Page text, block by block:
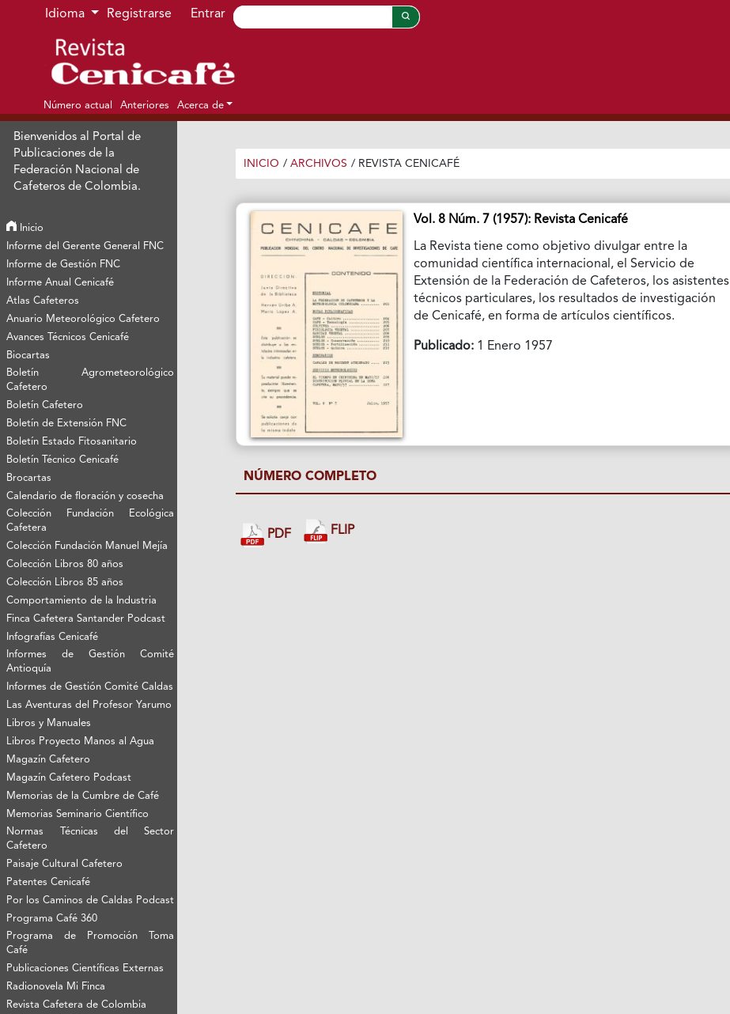
Ir al menú de navegación principal
Ir al contenido principal
Ir al pie de página del sitio
Idioma Registrarse Entrar
Número actual Anteriores Acerca de
Bienvenidos al Portal de
Publicaciones de la
Federación Nacional de
Cafeteros de Colombia.
Inicio
Informe del Gerente General FNC
Informe de Gestión FNC
Informe Anual Cenicafé
Atlas Cafeteros
Anuario Meteorológico Cafetero
Avances Técnicos Cenicafé
Biocartas
Boletín Agrometeorológico
Cafetero
Boletín Cafetero
Boletín de Extensión FNC
Boletín Estado Fitosanitario
Boletín Técnico Cenicafé
Brocartas
Calendario de floración y cosecha
Colección Fundación Ecológica
Cafetera
Colección Fundación Manuel Mejía
Colección Libros 80 años
Colección Libros 85 años
Comportamiento de la Industria
Finca Cafetera Santander Podcast
Infografías Cenicafé
Informes de Gestión Comité
Antioquía
Informes de Gestión Comité Caldas
Las Aventuras del Profesor Yarumo
Libros y Manuales
Libros Proyecto Manos al Agua
Magazín Cafetero
Magazín Cafetero Podcast
Memorias de la Cumbre de Café
Memorias Seminario Científico
Normas Técnicas del Sector
Cafetero
Paisaje Cultural Cafetero
Patentes Cenicafé
Por los Caminos de Caldas Podcast
Programa Café 360
Programa de Promoción Toma
Café
Publicaciones Científicas Externas
Radionovela Mi Finca
Revista Cafetera de Colombia
INICIO / ARCHIVOS / REVISTA CENICAFÉ
Vol. 8 Núm. 7 (1957): Revista Cenicafé
La Revista tiene como objetivo divulgar entre la
comunidad científica internacional, el Servicio de
Extensión de la Federación de Cafeteros, los asistentes
técnicos particulares, los resultados de investigación
de Cenicafé, en forma de artículos científicos.
Publicado: 1 Enero 1957
NÚMERO COMPLETO
PDF FLIP